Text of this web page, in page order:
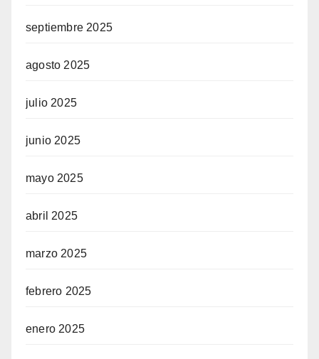
septiembre 2025
agosto 2025
julio 2025
junio 2025
mayo 2025
abril 2025
marzo 2025
febrero 2025
enero 2025